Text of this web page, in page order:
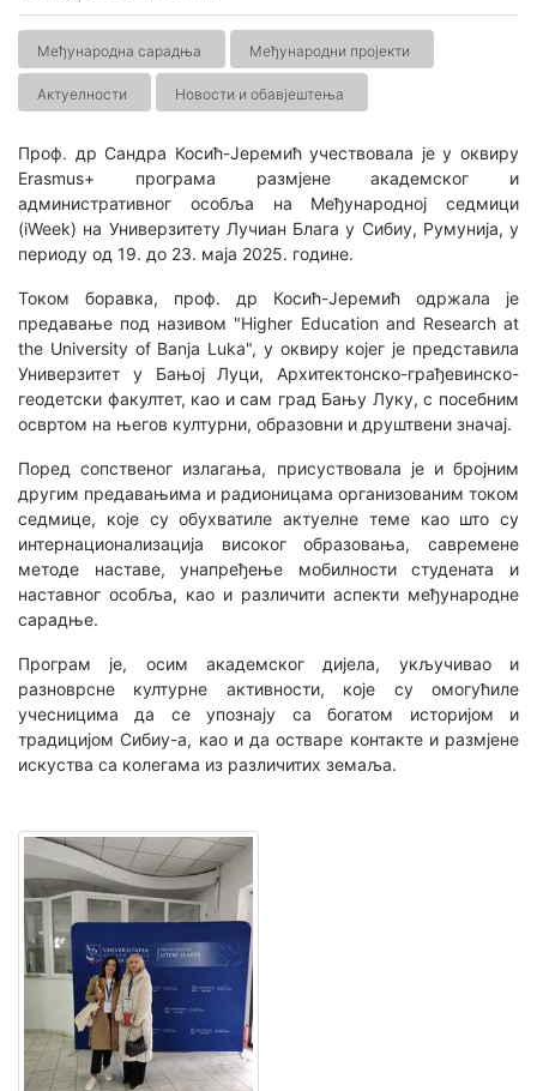
Међународна сарадња Међународни пројекти
Актуелности Новости и обавјештења
Проф. др Сандра Косић-Јеремић учествовала је у оквиру
Erasmus+ програма размjене академског и
административног особља на Међународној седмици
(iWeek) на Универзитету Лучиан Блага у Сибиу, Румунија, у
периоду од 19. до 23. маја 2025. године.
Током боравка, проф. др Косић-Јеремић одржала је
предавање под називом "Higher Education and Research at
the University of Banja Luka", у оквиру којег је представила
Универзитет у Бањој Луци, Архитектонско-грађевинско-
геодетски факултет, као и сам град Бању Луку, с посебним
освртом на његов културни, образовни и друштвени значај.
Поред сопственог излагања, присуствовала је и бројним
другим предавањима и радионицама организованим током
седмице, које су обухватиле актуелне теме као што су
интернационализација високог образовања, савремене
методе наставе, унапређење мобилности студената и
наставног особља, као и различити аспекти међународне
сарадње.
Програм је, осим академског дијела, укључивао и
разноврсне културне активности, које су омогућиле
учесницима да се упознају са богатом историјом и
традицијом Сибиу-а, као и да остваре контакте и размjене
искуства са колегама из различитих земаља.